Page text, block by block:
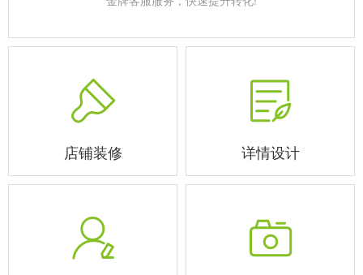
店铺装修 详情设计